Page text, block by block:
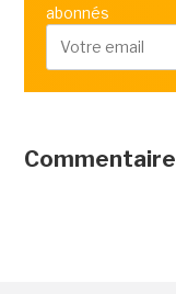
abonnés
Commentaire